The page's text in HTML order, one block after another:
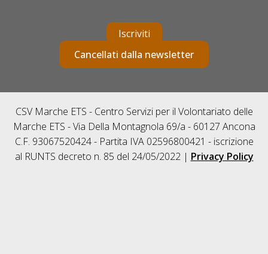
Iscriviti
Cancellati dalla newsletter
CSV Marche ETS - Centro Servizi per il Volontariato delle
Marche ETS - Via Della Montagnola 69/a - 60127 Ancona
C.F. 93067520424 - Partita IVA 02596800421 - iscrizione
al RUNTS decreto n. 85 del 24/05/2022 | Privacy Policy